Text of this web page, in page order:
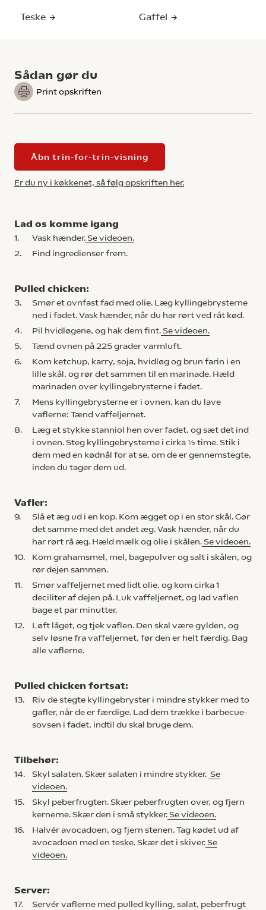
Teske Gaffel
Sådan gør du
Print opskriften
Åbn trin-for-trin-visning
Er du ny i køkkenet, så følg opskriften her.
Lad os komme igang
1. Vask hænder. Se videoen.
2.
Find ingredienser frem.
Pulled chicken:
3.
Smør et ovnfast fad med olie. Læg kyllingebrysterne
ned i fadet. Vask hænder, når du har rørt ved råt kød.
4.
Pil hvidløgene, og hak dem fint. Se videoen.
5.
Tænd ovnen på 225 grader varmluft.
6.
Kom ketchup, karry, soja, hvidløg og brun farin i en
lille skål, og rør det sammen til en marinade. Hæld
marinaden over kyllingebrysterne i fadet.
7.
Mens kyllingebrysterne er i ovnen, kan du lave
vaflerne: Tænd vaffeljernet.
8.
Læg et stykke stanniol hen over fadet, og sæt det ind
i ovnen. Steg kyllingebrysterne i cirka ½ time. Stik i
dem med en kødnål for at se, om de er gennemstegte,
inden du tager dem ud.
Vafler:
9.
Slå et æg ud i en kop. Kom ægget op i en stor skål. Gør
det samme med det andet æg. Vask hænder, når du
har rørt rå æg. Hæld mælk og olie i skålen. Se videoen.
10.
Kom grahamsmel, mel, bagepulver og salt i skålen, og
rør dejen sammen.
11.
Smør vaffeljernet med lidt olie, og kom cirka 1
deciliter af dejen på. Luk vaffeljernet, og lad vaflen
bage et par minutter.
12.
Løft låget, og tjek vaflen. Den skal være gylden, og
selv løsne fra vaffeljernet, før den er helt færdig. Bag
alle vaflerne.
Pulled chicken fortsat:
13.
Riv de stegte kyllingebryster i mindre stykker med to
gafler, når de er færdige. Lad dem trække i barbecue-
sovsen i fadet, indtil du skal bruge dem.
Tilbehør:
14. Skyl salaten. Skær salaten i mindre stykker. Se
videoen.
15.
Skyl peberfrugten. Skær peberfrugten over, og fjern
kernerne. Skær den i små stykker. Se videoen.
16.
Halvér avocadoen, og fjern stenen. Tag kødet ud af
avocadoen med en teske. Skær det i skiver. Se
videoen.
Server:
17.
Servér vaflerne med pulled kylling, salat, peberfrugt